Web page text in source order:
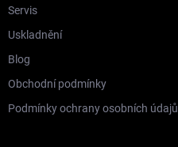
Servis
Uskladnění
Blog
Obchodní podmínky
Podmínky ochrany osobních údajů